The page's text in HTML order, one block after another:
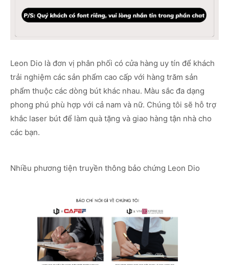
Leon Dio là đơn vị phân phối có cửa hàng uy tín để khách
trải nghiệm các sản phẩm cao cấp với hàng trăm sản
phẩm thuộc các dòng bút khác nhau. Màu sắc đa dạng
phong phú phù hợp với cả nam và nữ. Chúng tôi sẽ hỗ trợ
khắc laser bút để làm quà tặng và giao hàng tận nhà cho
các bạn.
Nhiều phương tiện truyền thông bảo chứng Leon Dio